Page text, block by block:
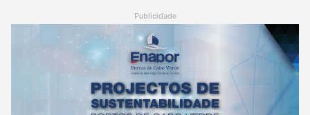
Publicidade